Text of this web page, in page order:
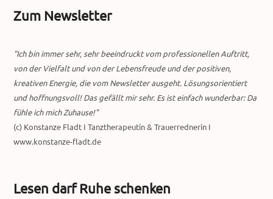
Zum Newsletter
"Ich bin immer sehr, sehr beeindruckt vom professionellen Auftritt,
von der Vielfalt und von der Lebensfreude und der positiven,
kreativen Energie, die vom Newsletter ausgeht. Lösungsorientiert
und hoffnungsvoll! Das gefällt mir sehr. Es ist einfach wunderbar: Da
fühle ich mich Zuhause!"
(c) Konstanze Fladt I Tanztherapeutin & Trauerrednerin I
www.konstanze-fladt.de
Lesen darf Ruhe schenken